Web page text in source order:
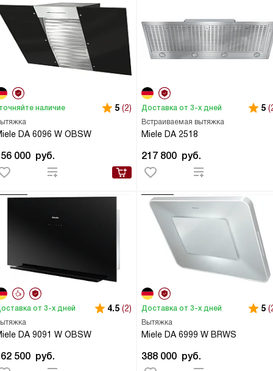
DA 6096 W OBSW
наличие 5 (2)
000 руб.
Встраиваемая вытяжка
Miele DA 2518
Доставка от 3-х дней 5
217 800 руб.
DA 9091 W OBSW
от 3-х дней 4.5 (2)
500 руб.
Вытяжка
Miele DA 6999 W BRWS
Доставка от 3-х дней 5
388 000 руб.